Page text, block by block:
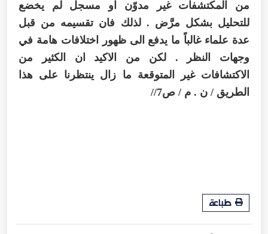
من المكتشفات غير مدوّن او مسجل لم يخضع
للتحليل بشكل مرَّض . لذلك فان تقسيمه من قبل
عدة علماء غالباً ما يدفع الى ظهور اختلافات هامة في
وجهات النظر . لكن من الاكيد ان الكثير من
الاكتشافات غير المتوقعة ما زال ينتظرنا على هذا
الطريق / ن . م / ص7//
طباعة